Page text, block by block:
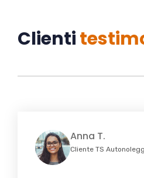
Clienti
Anna T.
Cliente TS